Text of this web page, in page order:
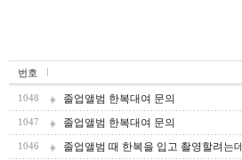
번호
1048 졸업앨범 한복대여 문의
1047 졸업앨범 한복대여 문의
1046 졸업앨범 때 한복을 입고 촬영할려는데